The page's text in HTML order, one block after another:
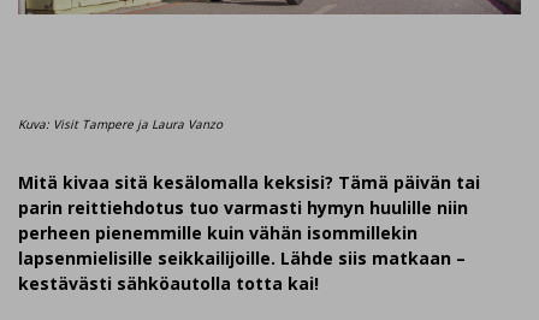
Kuva: Visit Tampere ja Laura Vanzo
Mitä kivaa sitä kesälomalla keksisi? Tämä päivän tai
parin reittiehdotus tuo varmasti hymyn huulille niin
perheen pienemmille kuin vähän isommillekin
lapsenmielisille seikkailijoille. Lähde siis matkaan –
kestävästi sähköautolla totta kai!